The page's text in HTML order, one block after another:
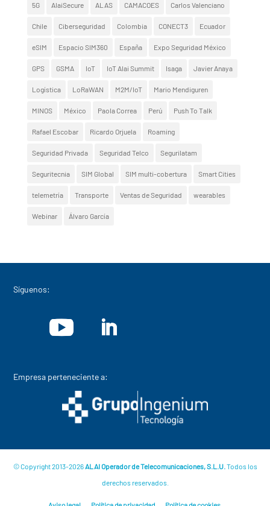
5G AlaiSecure ALAS CAMACOES Carlos Valenciano
Chile Ciberseguridad Colombia CONECT3 Ecuador
eSIM Espacio SIM360 España Expo Seguridad México
GPS GSMA IoT IoT Alai Summit Isaga Javier Anaya
Logística LoRaWAN M2M/IoT Mario Mendiguren
MINOS México Paola Correa Perú Push To Talk
Rafael Escobar Ricardo Orjuela Roaming
Seguridad Privada Seguridad Telco Segurilatam
Seguritecnia SIM Global SIM multi-cobertura Smart Cities
telemetría Transporte Ventas de Seguridad wearables
Webinar Álvaro García
Síguenos:
Empresa perteneciente a:
© Copyright 2013-2026ALAI Operador de Telecomunicaciones, S.L.U.Todos los
derechos reservados.